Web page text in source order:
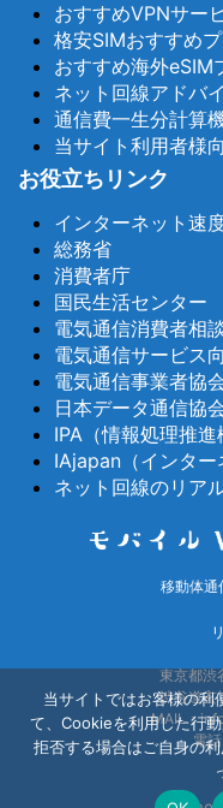
おすすめVPNサー
格安SIMおすすめ
おすすめ海外eSIM
ネット回線アドバ
通信費一生分計算
当サイト利用者様
お役立ちリンク
インターネット速
総務省
消費者庁
国民生活センター
電気通信消費者相
電気通信サービス
電気通信事業者協
日本データ通信協
IPA（情報処理推進
IAjapan（インター
ネット回線のリア
移動体通
東京都渋
渋谷道玄
MAIL：
電
当サイトではお客様の利
て、Cookieを利用した行
拒否する場合はご自身の